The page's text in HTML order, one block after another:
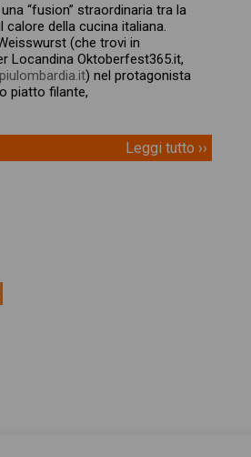
“fusion” straordinaria tra la
della cucina italiana.
(che trovi in
Locandina Oktoberfest365.it,
) nel protagonista
piatto filante,
Leggi tutto ››